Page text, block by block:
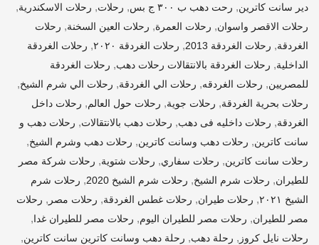
دير سانت كاترين, رحت دهب ب ٣٠٠ ج بس , رحلات, رحلات الاسكندرية,
رحلات الاقصر واسوان, رحلات العمرة, رحلات العين السخنة, رحلات
الغردقة, رحلات الغردقة 2013 , رحلات الغردقة ٢٠٢٠ , رحلات الغردقة
الداخلية, رحلات الغردقة بالانتقالات رحلات دهب, رحلات الغردقة
للمصريين, رحلات الغردقه, رحلات الي الغردقة, رحلات الي شرم الشيخ,
رحلات بحرية الغردقة, رحلات جوية, رحلات حول العالم, رحلات داخل
الغردقة, رحلات داخليه فى دهب, رحلات دهب بالانتقالات, رحلات دهب و
سانت كاترين, رحلات دهب وسانت كاترين, رحلات دهب وشرم الشيخ,
رحلات سانت كاترين, رحلات سفاري, رحلات شتوية, رحلات شركة مصر
للطيران, رحلات شرم الشيخ, رحلات شرم الشيخ 2020 , رحلات شرم
الشيخ ٢٠٢١
, رحلات طيران, رحلات غطس الغردقة, رحلات مصر , رحلات
مصر للطيران, رحلات مصر للطيران اليوم, رحلات مصر للطيران غدا,
رحلات نايل كروز , رحلة دهب, رحلة دهب وسانت كاترين سانت كاترين,